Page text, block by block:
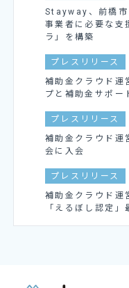
Stayway、前橋
事業者に必要な支
ラ」を構築
プレスリリース
補助金クラウド
プと補助金サポー
プレスリリース
補助金クラウド
会に入会
プレスリリース
補助金クラウド
「えるぼし認定」